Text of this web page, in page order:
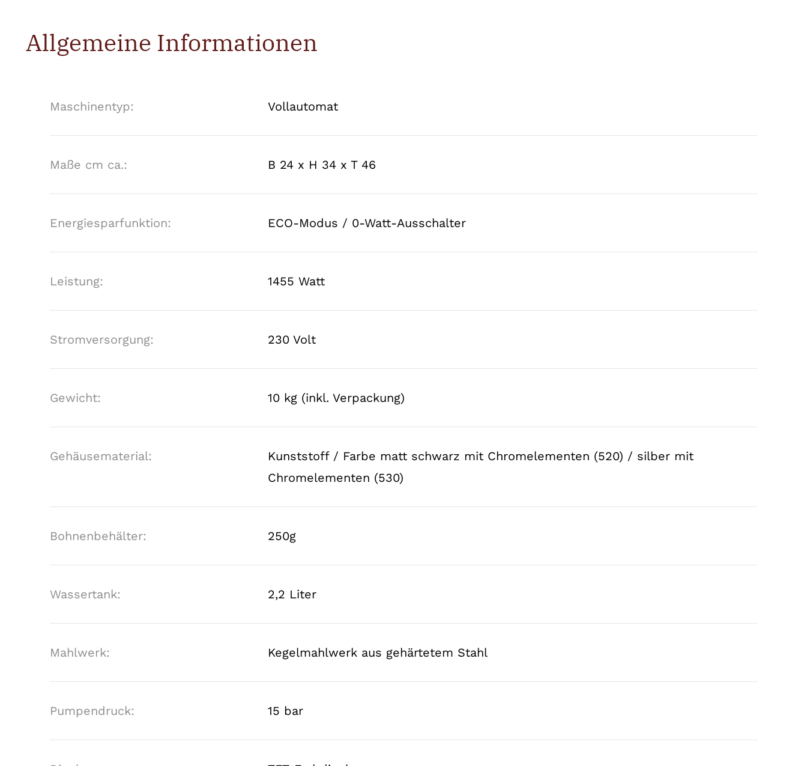
Allgemeine Informationen
Maschinentyp: Vollautomat
Maße cm ca.: B 24 x H 34 x T 46
Energiesparfunktion: ECO-Modus / 0-Watt-Ausschalter
Leistung: 1455 Watt
Stromversorgung: 230 Volt
Gewicht: 10 kg (inkl. Verpackung)
Gehäusematerial:
Kunststoff / Farbe matt schwarz mit Chromelementen (520) / silber mit
Chromelementen (530)
Bohnenbehälter: 250g
Wassertank: 2,2 Liter
Mahlwerk: Kegelmahlwerk aus gehärtetem Stahl
Pumpendruck: 15 bar